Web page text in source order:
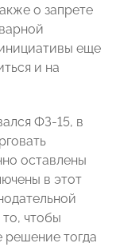
о запрете
еще
и на
ФЗ-15, в
оставлены
в этот
чтобы
решение тогда